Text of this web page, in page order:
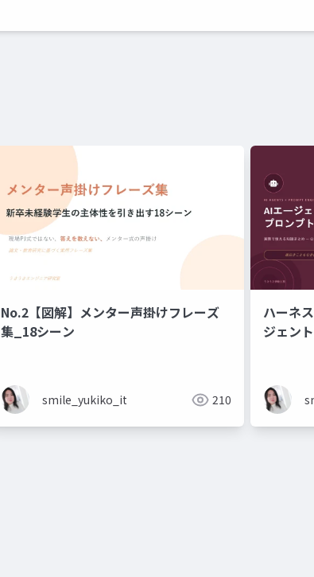
No.2【図解】メンター声掛けフレーズ
集_18シーン
smile_yukiko_it 210
ハーネ
ジェン